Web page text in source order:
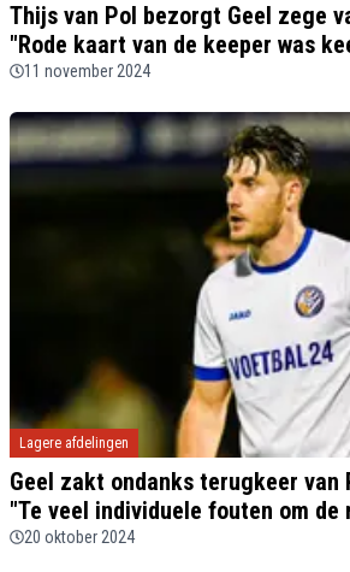
Thijs van Pol bezorgt Geel zege
"Rode kaart van de keeper was
11 november 2024
Lagere afdelingen
Geel zakt ondanks terugkeer van
"Te veel individuele fouten om de
20 oktober 2024